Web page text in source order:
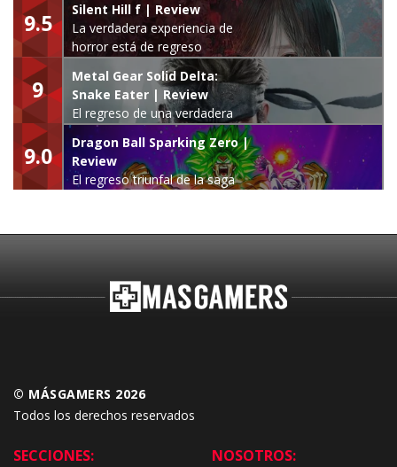
9.5
Silent Hill f | Review
La verdadera experiencia de
horror está de regreso
9
Metal Gear Solid Delta:
Snake Eater | Review
El regreso de una verdadera
leyenda
9.0
Dragon Ball Sparking Zero |
Review
El regreso triunfal de la saga
© MÁSGAMERS 2026
Todos los derechos reservados
SECCIONES: NOSOTROS: